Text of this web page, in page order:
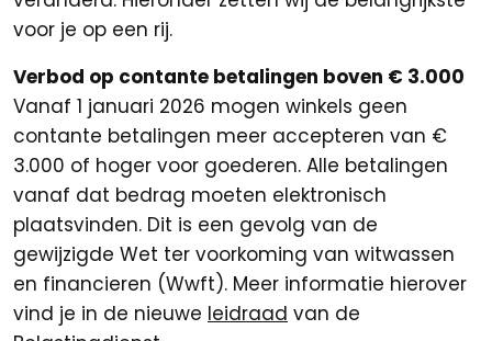
voor je op een rij.
Verbod op contante betalingen boven € 3.000
Vanaf 1 januari 2026 mogen winkels geen
contante betalingen meer accepteren van €
3.000 of hoger voor goederen. Alle betalingen
vanaf dat bedrag moeten elektronisch
plaatsvinden. Dit is een gevolg van de
gewijzigde Wet ter voorkoming van witwassen
en financieren (Wwft). Meer informatie hierover
vind je in de nieuwe leidraad van de